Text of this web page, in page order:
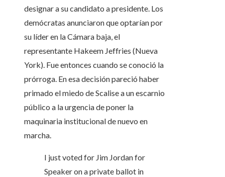
designar a su candidato a presidente. Los
demócratas anunciaron que optarían por
su líder en la Cámara baja, el
representante Hakeem Jeffries (Nueva
York). Fue entonces cuando se conoció la
prórroga. En esa decisión pareció haber
primado el miedo de Scalise a un escarnio
público a la urgencia de poner la
maquinaria institucional de nuevo en
marcha.
I just voted for Jim Jordan for
Speaker on a private ballot in